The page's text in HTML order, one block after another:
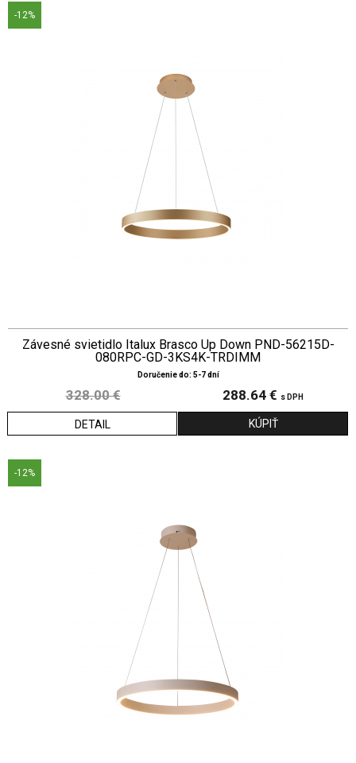
-12%
Závesné svietidlo Italux Brasco Up Down PND-56215D-
080RPC-GD-3KS4K-TRDIMM
Doručenie do: 5-7 dní
328.00 € 288.64 € s DPH
DETAIL
-12%